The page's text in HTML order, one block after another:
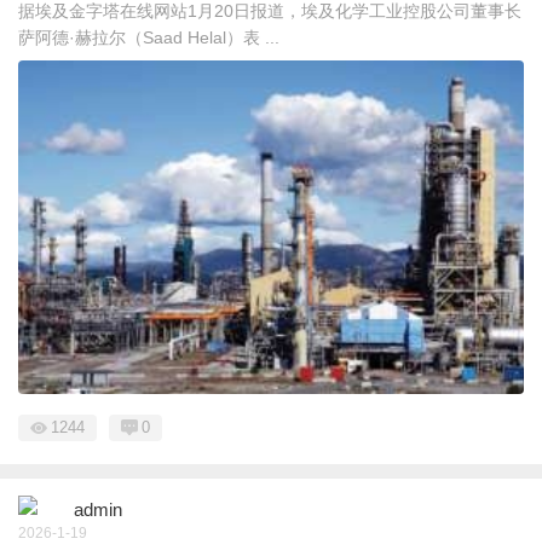
据埃及金字塔在线网站1月20日报道，埃及化学工业控股公司董事长
萨阿德·赫拉尔（Saad Helal）表 ...
1244 0
admin
2026-1-19